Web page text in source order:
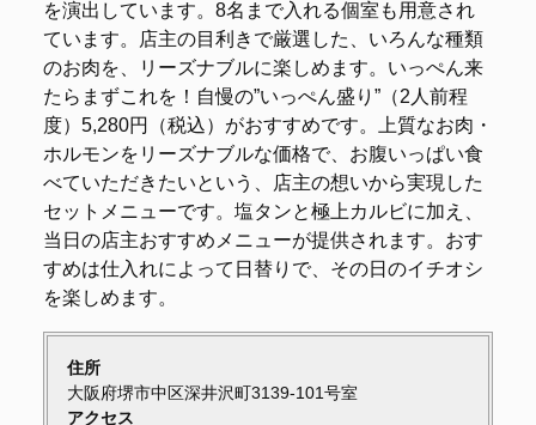
を演出しています。8名まで入れる個室も用意され
ています。店主の目利きで厳選した、いろんな種類
のお肉を、リーズナブルに楽しめます。いっぺん来
たらまずこれを！自慢の”いっぺん盛り”（2人前程
度）5,280円（税込）がおすすめです。上質なお肉・
ホルモンをリーズナブルな価格で、お腹いっぱい食
べていただきたいという、店主の想いから実現した
セットメニューです。塩タンと極上カルビに加え、
当日の店主おすすめメニューが提供されます。おす
すめは仕入れによって日替りで、その日のイチオシ
を楽しめます。
住所
大阪府堺市中区深井沢町3139-101号室
アクセス